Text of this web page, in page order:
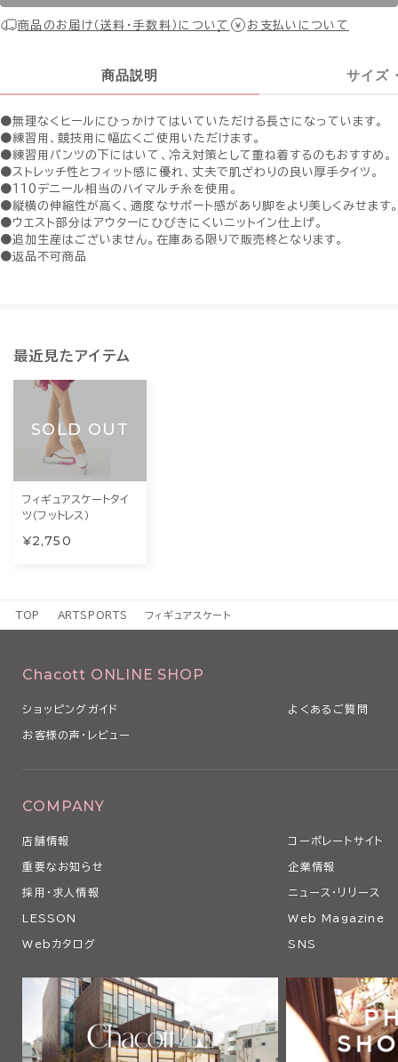
商品のお届け（送料・手数料）について お支払いについて
商品説明 サイズ
●無理なくヒールにひっかけてはいていただける長さになっています。
●練習用、競技用に幅広くご使用いただけます。
●練習用パンツの下にはいて、冷え対策として重ね着するのもおすすめ。
●ストレッチ性とフィット感に優れ、丈夫で肌ざわりの良い厚手タイツ。
●110デニール相当のハイマルチ糸を使用。
●縦横の伸縮性が高く、適度なサポート感があり脚をより美しくみせます
●ウエスト部分はアウターにひびきにくいニットイン仕上げ。
●追加生産はございません。在庫ある限りで販売柊となります。
●返品不可商品
最近見たアイテム
SOLD OUT
フィギュアスケートタイ
ツ（フットレス）
¥2,750
TOP ARTSPORTS フィギュアスケート
Chacott ONLINE SHOP
ショッピングガイド よくあるご質問
お客様の声・レビュー
COMPANY
店舗情報 コーポレートサイト
重要なお知らせ 企業情報
採用・求人情報 ニュース・リリース
LESSON Web Magazine
Webカタログ SNS